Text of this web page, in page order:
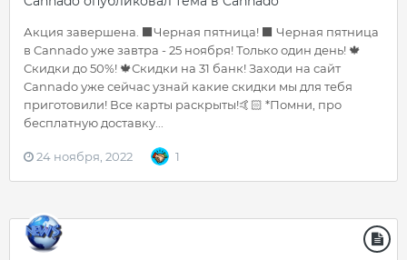
Акция завершена. ⬛️Черная пятница! ⬛️ Черная пятница
в Cannado уже завтра - 25 ноября! Только один день! 🍁
Скидки до 50%! 🍁Скидки на 31 банк! Заходи на сайт
Cannado уже сейчас узнай какие скидки мы для тебя
приготовили! Все карты раскрыты!🤙🏻 *Помни, про
бесплатную доставку...
24 ноября, 2022 1